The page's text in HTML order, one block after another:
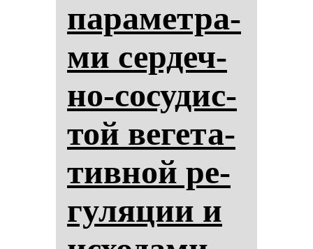
па­ра­мет­ра­
ми сер­деч­
но-со­су­дис­
той ве­ге­та­
тив­ной ре­
гу­ля­ции и